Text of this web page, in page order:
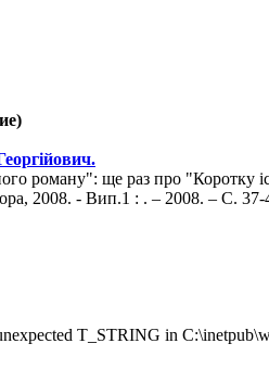
роману": ще раз про "Коротку
2008. - Вип.1 : . – 2008. – С. 37-
T_STRING in